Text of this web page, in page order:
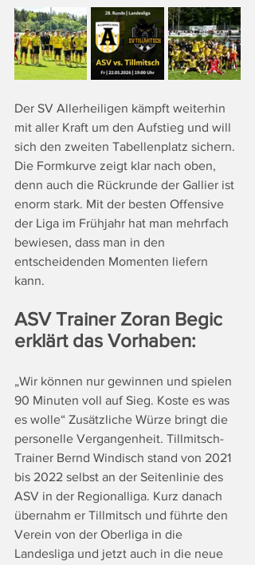
Der SV Allerheiligen kämpft weiterhin
mit aller Kraft um den Aufstieg und will
sich den zweiten Tabellenplatz sichern.
Die Formkurve zeigt klar nach oben,
denn auch die Rückrunde der Gallier ist
enorm stark. Mit der besten Offensive
der Liga im Frühjahr hat man mehrfach
bewiesen, dass man in den
entscheidenden Momenten liefern
kann.
ASV Trainer Zoran Begic
erklärt das Vorhaben:
„Wir können nur gewinnen und spielen
90 Minuten voll auf Sieg. Koste es was
es wolle“ Zusätzliche Würze bringt die
personelle Vergangenheit. Tillmitsch-
Trainer Bernd Windisch stand von 2021
bis 2022 selbst an der Seitenlinie des
ASV in der Regionalliga. Kurz danach
übernahm er Tillmitsch und führte den
Verein von der Oberliga in die
Landesliga und jetzt auch in die neue